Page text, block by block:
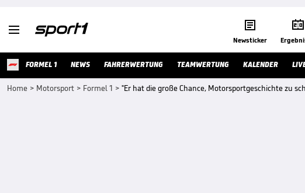
 
Newsticker

FORMEL 1 NEWS FAHRERWERTUNG TEAMWERTUNG KALENDER
Home > Motorsport > Formel 1 > "Er hat die große Chance, Motorsportgeschichte zu